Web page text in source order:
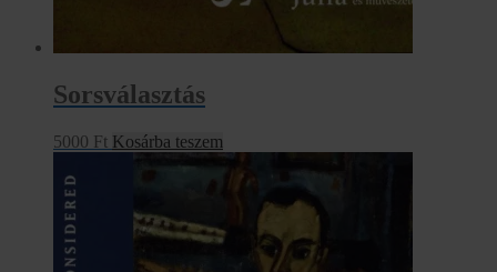
Sorsválasztás
5000 Ft Kosárba teszem